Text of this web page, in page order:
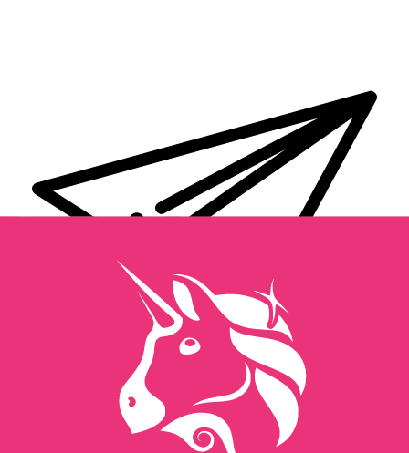
Trasferimenti di denaro internazionali Xe